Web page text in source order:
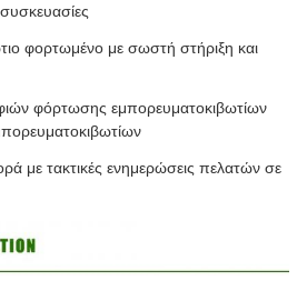
φορτωμένο με σωστή στήριξη και
φόρτωσης εμπορευματοκιβωτίων
με τακτικές ενημερώσεις πελατών σε